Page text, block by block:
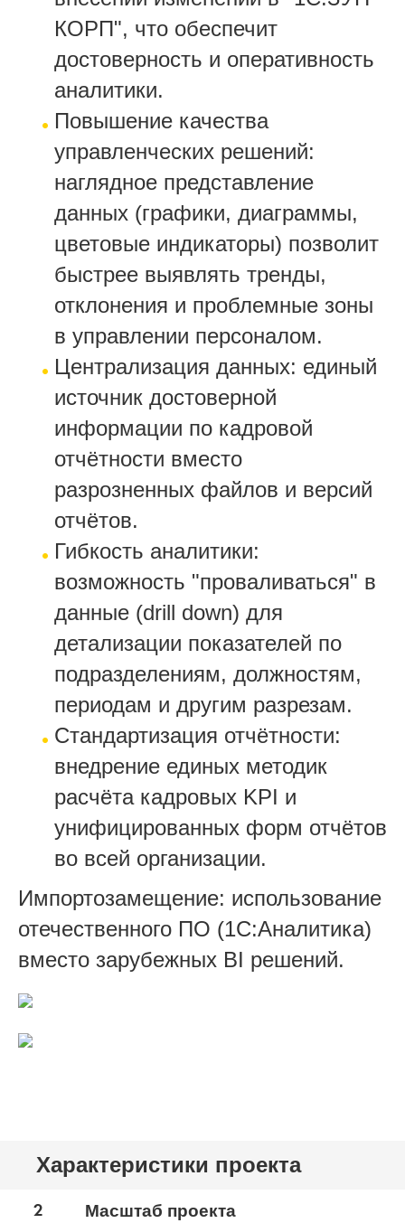
КОРП", что обеспечит
достоверность и оперативность
аналитики.
Повышение качества
управленческих решений:
наглядное представление
данных (графики, диаграммы,
цветовые индикаторы) позволит
быстрее выявлять тренды,
отклонения и проблемные зоны
в управлении персоналом.
Централизация данных: единый
источник достоверной
информации по кадровой
отчётности вместо
разрозненных файлов и версий
отчётов.
Гибкость аналитики:
возможность "проваливаться" в
данные (drill down) для
детализации показателей по
подразделениям, должностям,
периодам и другим разрезам.
Стандартизация отчётности:
внедрение единых методик
расчёта кадровых KPI и
унифицированных форм отчётов
во всей организации.
Импортозамещение: использование
отечественного ПО (1С:Аналитика)
вместо зарубежных BI решений.
Характеристики проекта
2 Масштаб проекта